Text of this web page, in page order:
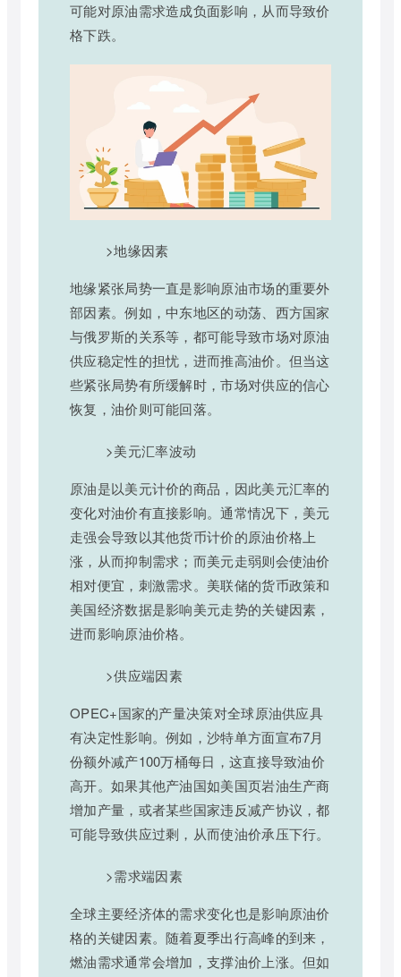
可能对原油需求造成负面影响，从而导致价
格下跌。
>地缘因素
地缘紧张局势一直是影响原油市场的重要外
部因素。例如，中东地区的动荡、西方国家
与俄罗斯的关系等，都可能导致市场对原油
供应稳定性的担忧，进而推高油价。但当这
些紧张局势有所缓解时，市场对供应的信心
恢复，油价则可能回落。
>美元汇率波动
原油是以美元计价的商品，因此美元汇率的
变化对油价有直接影响。通常情况下，美元
走强会导致以其他货币计价的原油价格上
涨，从而抑制需求；而美元走弱则会使油价
相对便宜，刺激需求。美联储的货币政策和
美国经济数据是影响美元走势的关键因素，
进而影响原油价格。
>供应端因素
OPEC+国家的产量决策对全球原油供应具
有决定性影响。例如，沙特单方面宣布7月
份额外减产100万桶每日，这直接导致油价
高开。如果其他产油国如美国页岩油生产商
增加产量，或者某些国家违反减产协议，都
可能导致供应过剩，从而使油价承压下行。
>需求端因素
全球主要经济体的需求变化也是影响原油价
格的关键因素。随着夏季出行高峰的到来，
燃油需求通常会增加，支撑油价上涨。但如